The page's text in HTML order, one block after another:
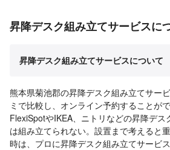
昇降デスク組み立てサービスに
昇降デスク組み立てサービスについて
熊本県菊池郡の昇降デスク組み立てサー
ミで比較し、オンライン予約することがで
FlexiSpotやIKEA、ニトリなどの昇降デ
は組み立てられない。設置まで考えると
時は、プロに昇降デスク組み立てサービ